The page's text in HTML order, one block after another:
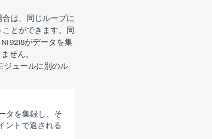
は、同じループに
とができます。同
9218がデータを集
せん。
ジュールに別のル
タを集録し、そ
ントで返される